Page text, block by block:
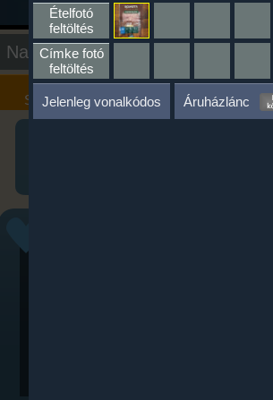
Nap kiértékelése
Kalória
Szimulátor
Szöveges
Értékelés
Ételfotó
feltöltés
Címke fotó
feltöltés
Jelenleg vonalkódos Áruházlánc